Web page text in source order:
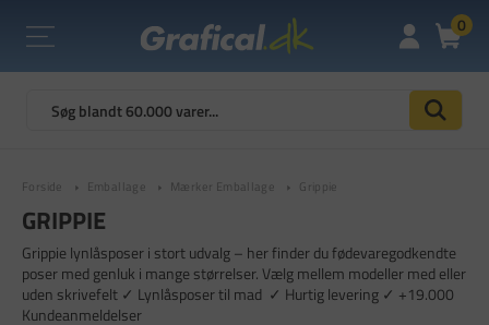
0
Forside Emballage Mærker Emballage Grippie
GRIPPIE
Grippie lynlåsposer i stort udvalg – her finder du fødevaregodkendte
poser med genluk i mange størrelser. Vælg mellem modeller med eller
uden skrivefelt ✓ Lynlåsposer til mad ✓ Hurtig levering ✓ +19.000
Kundeanmeldelser